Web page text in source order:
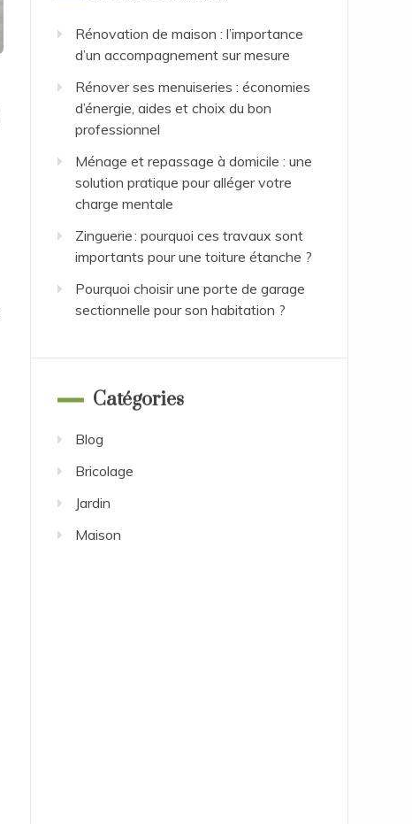
Rénovation de maison : l’importance
d’un accompagnement sur mesure
Rénover ses menuiseries : économies
d’énergie, aides et choix du bon
professionnel
Ménage et repassage à domicile : une
solution pratique pour alléger votre
charge mentale
Zinguerie : pourquoi ces travaux sont
importants pour une toiture étanche ?
Pourquoi choisir une porte de garage
sectionnelle pour son habitation ?
Catégories
Blog
Bricolage
Jardin
Maison